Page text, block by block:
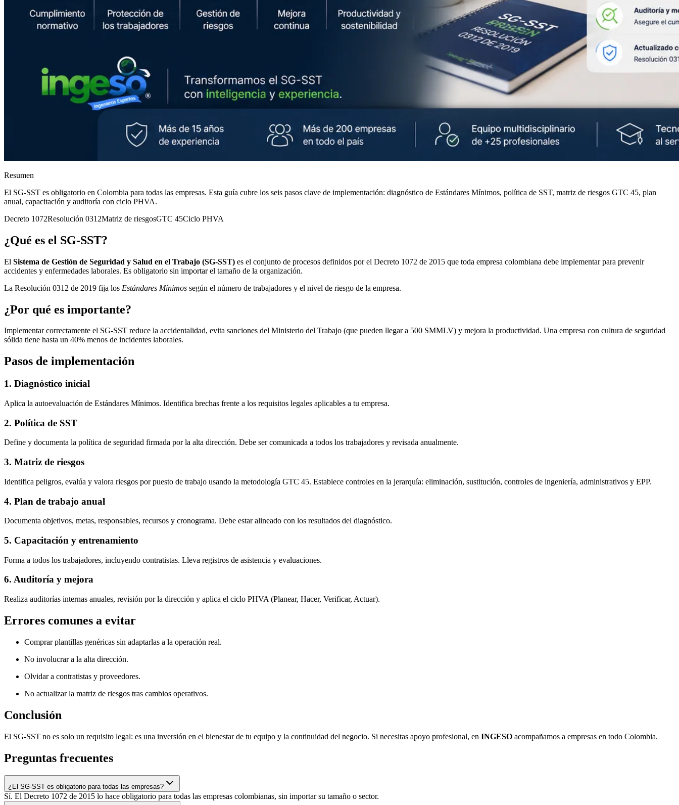
Resumen
El SG-SST es obligatorio en Colombia para todas las empresas. Esta guía cubre los seis pasos clave de implementación: diagnóstico de Estándares Mínimos, política de SST, matriz de riesgos GTC 45, plan
anual, capacitación y auditoría con ciclo PHVA.
Decreto 1072Resolución 0312Matriz de riesgosGTC 45Ciclo PHVA
¿Qué es el SG-SST?
El Sistema de Gestión de Seguridad y Salud en el Trabajo (SG-SST) es el conjunto de procesos definidos por el Decreto 1072 de 2015 que toda empresa colombiana debe implementar para prevenir
accidentes y enfermedades laborales. Es obligatorio sin importar el tamaño de la organización.
La Resolución 0312 de 2019 fija los Estándares Mínimos según el número de trabajadores y el nivel de riesgo de la empresa.
¿Por qué es importante?
Implementar correctamente el SG-SST reduce la accidentalidad, evita sanciones del Ministerio del Trabajo (que pueden llegar a 500 SMMLV) y mejora la productividad. Una empresa con cultura de seguridad
sólida tiene hasta un 40% menos de incidentes laborales.
Pasos de implementación
1. Diagnóstico inicial
Aplica la autoevaluación de Estándares Mínimos. Identifica brechas frente a los requisitos legales aplicables a tu empresa.
2. Política de SST
Define y documenta la política de seguridad firmada por la alta dirección. Debe ser comunicada a todos los trabajadores y revisada anualmente.
3. Matriz de riesgos
Identifica peligros, evalúa y valora riesgos por puesto de trabajo usando la metodología GTC 45. Establece controles en la jerarquía: eliminación, sustitución, controles de ingeniería, administrativos y EPP.
4. Plan de trabajo anual
Documenta objetivos, metas, responsables, recursos y cronograma. Debe estar alineado con los resultados del diagnóstico.
5. Capacitación y entrenamiento
Forma a todos los trabajadores, incluyendo contratistas. Lleva registros de asistencia y evaluaciones.
6. Auditoría y mejora
Realiza auditorías internas anuales, revisión por la dirección y aplica el ciclo PHVA (Planear, Hacer, Verificar, Actuar).
Errores comunes a evitar
Comprar plantillas genéricas sin adaptarlas a la operación real.
No involucrar a la alta dirección.
Olvidar a contratistas y proveedores.
No actualizar la matriz de riesgos tras cambios operativos.
Conclusión
El SG-SST no es solo un requisito legal: es una inversión en el bienestar de tu equipo y la continuidad del negocio. Si necesitas apoyo profesional, en INGESO acompañamos a empresas en todo Colombia.
Preguntas frecuentes
¿El SG-SST es obligatorio para todas las empresas?
Sí. El Decreto 1072 de 2015 lo hace obligatorio para todas las empresas colombianas, sin importar su tamaño o sector.